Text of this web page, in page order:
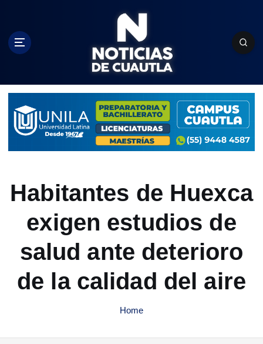
c
Habitantes de Huexca
exigen estudios de
salud ante deterioro
de la calidad del aire
Home